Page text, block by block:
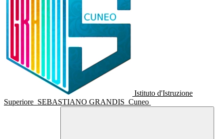
Istituto d'Istruzione
Superiore SEBASTIANO GRANDIS Cuneo